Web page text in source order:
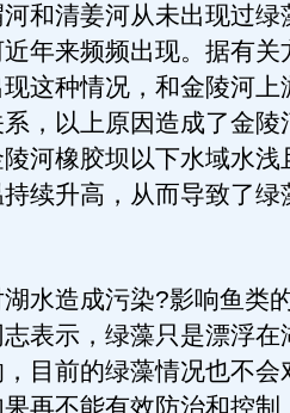
和清姜河从未出现过绿
年来频频出现。据有关
这种情况，和金陵河上
，以上原因造成了金陵
河橡胶坝以下水域水浅
续升高，从而导致了绿
造成污染?影响鱼类
表示，绿藻只是漂浮在
目前的绿藻情况也不会
再不能有效防治和控制